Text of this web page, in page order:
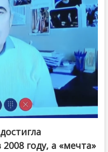
году, а «мечта»